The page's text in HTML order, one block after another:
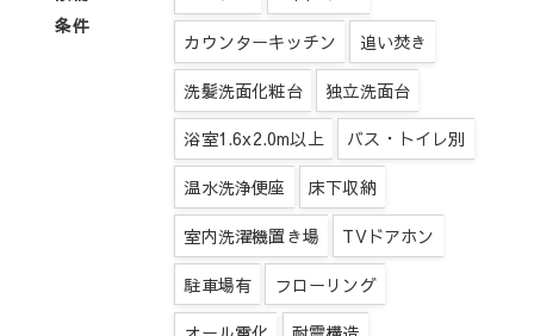
条件
カウンターキッチン 追い焚き
洗髪洗面化粧台 独立洗面台
浴室1.6x2.0m以上 バス・トイレ別
温水洗浄便座 床下収納
室内洗濯機置き場 TVドアホン
駐車場有 フローリング